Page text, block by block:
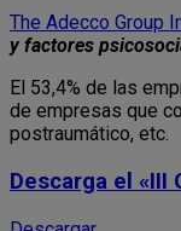
The Adecco Group
y factores
El 53,4% de las
de empresas que
postraumático, etc.
Descarga el «III